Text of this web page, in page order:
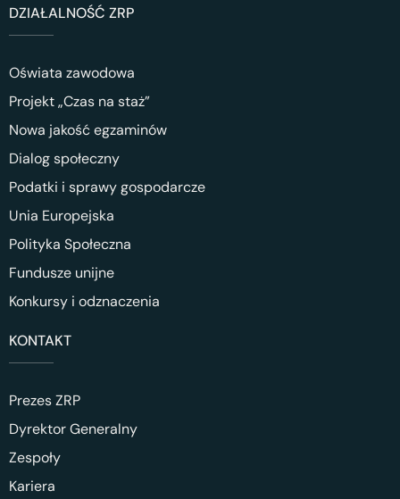
DZIAŁALNOŚĆ ZRP
Oświata zawodowa
Projekt „Czas na staż”
Nowa jakość egzaminów
Dialog społeczny
Podatki i sprawy gospodarcze
Unia Europejska
Polityka Społeczna
Fundusze unijne
Konkursy i odznaczenia
KONTAKT
Prezes ZRP
Dyrektor Generalny
Zespoły
Kariera